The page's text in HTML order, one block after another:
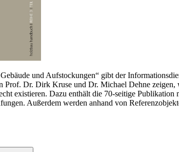
und Aufstockungen“ gibt der
Dr. Dirk Kruse und Dr. Michael Dehne
existieren. Dazu enthält die 70-seitige
Außerdem werden anhand von